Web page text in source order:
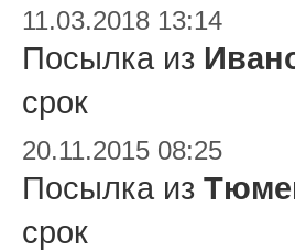
11.03.2018 13:14
Посылка из
срок
20.11.2015 08:25
Посылка из
срок